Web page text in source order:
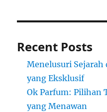
Recent Posts
Menelusuri Sejarah
yang Eksklusif
Ok Parfum: Pilihan
yang Menawan